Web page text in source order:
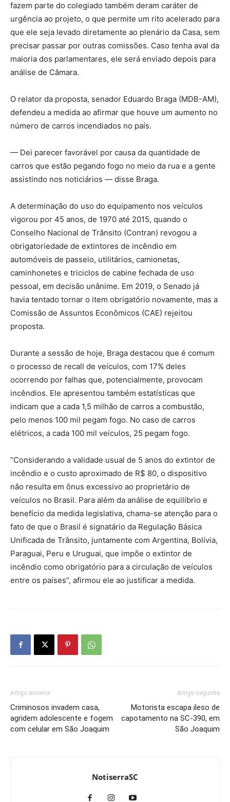
fazem parte do colegiado também deram caráter de
urgência ao projeto, o que permite um rito acelerado para
que ele seja levado diretamente ao plenário da Casa, sem
precisar passar por outras comissões. Caso tenha aval da
maioria dos parlamentares, ele será enviado depois para
análise de Câmara.
O relator da proposta, senador Eduardo Braga (MDB-AM),
defendeu a medida ao afirmar que houve um aumento no
número de carros incendiados no país.
— Dei parecer favorável por causa da quantidade de
carros que estão pegando fogo no meio da rua e a gente
assistindo nos noticiários — disse Braga.
A determinação do uso do equipamento nos veículos
vigorou por 45 anos, de 1970 até 2015, quando o
Conselho Nacional de Trânsito (Contran) revogou a
obrigatoriedade de extintores de incêndio em
automóveis de passeio, utilitários, camionetas,
caminhonetes e triciclos de cabine fechada de uso
pessoal, em decisão unânime. Em 2019, o Senado já
havia tentado tornar o item obrigatório novamente, mas a
Comissão de Assuntos Econômicos (CAE) rejeitou
proposta.
Durante a sessão de hoje, Braga destacou que é comum
o processo de recall de veículos, com 17% deles
ocorrendo por falhas que, potencialmente, provocam
incêndios. Ele apresentou também estatísticas que
indicam que a cada 1,5 milhão de carros a combustão,
pelo menos 100 mil pegam fogo. No caso de carros
elétricos, a cada 100 mil veículos, 25 pegam fogo.
“Considerando a validade usual de 5 anos do extintor de
incêndio e o custo aproximado de R$ 80, o dispositivo
não resulta em ônus excessivo ao proprietário de
veículos no Brasil. Para além da análise de equilíbrio e
benefício da medida legislativa, chama-se atenção para o
fato de que o Brasil é signatário da Regulação Básica
Unificada de Trânsito, juntamente com Argentina, Bolívia,
Paraguai, Peru e Uruguai, que impõe o extintor de
incêndio como obrigatório para a circulação de veículos
entre os países”, afirmou ele ao justificar a medida.
Artigo anterior
Criminosos invadem casa,
agridem adolescente e fogem
com celular em São Joaquim
Artigo seguinte
Motorista escapa ileso de
capotamento na SC-390, em
São Joaquim
NotiserraSC